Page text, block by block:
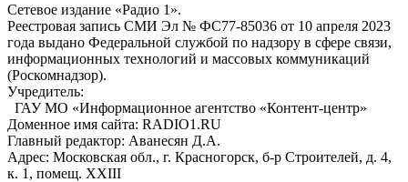
Сетевое издание «Радио 1».
Реестровая запись СМИ Эл № ФС77-85036 от 10 апреля 2023
года выдано Федеральной службой по надзору в сфере связи,
информационных технологий и массовых коммуникаций
(Роскомнадзор).
Учредитель:
ГАУ МО «Информационное агентство «Контент-центр»
Доменное имя сайта: RADIO1.RU
Главный редактор: Аванесян Д.А.
Адрес: Московская обл., г. Красногорск, б-р Строителей, д. 4,
к. 1, помещ. XXIII